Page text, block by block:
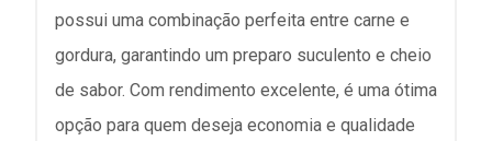
possui uma combinação perfeita entre carne e
gordura, garantindo um preparo suculento e cheio
de sabor. Com rendimento excelente, é uma ótima
opção para quem deseja economia e qualidade